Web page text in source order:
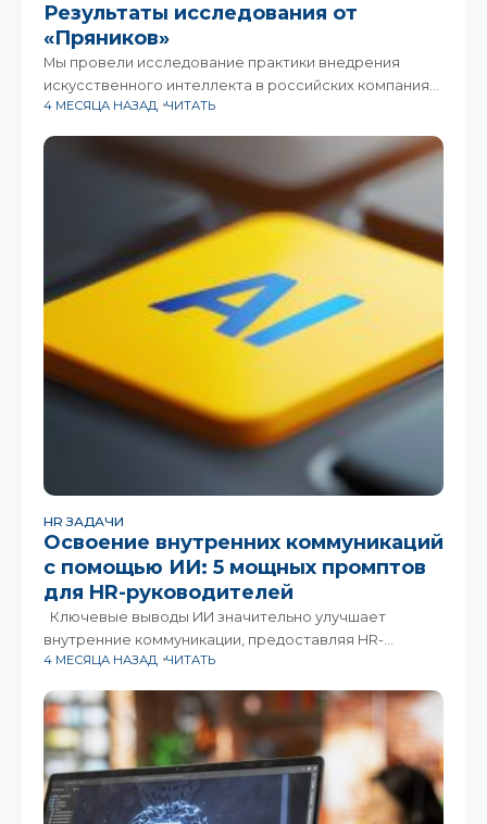
Результаты исследования от
«Пряников»
Мы провели исследование практики внедрения
искусственного интеллекта в российских компаниях.
В опросе приняли участие 196 организаций — от
сотрудников.Оценка проводилась по шести
направлениям:
4 МЕСЯЦА НАЗАД ЧИТАТЬ
HR ЗАДАЧИ
Освоение внутренних коммуникаций
с помощью ИИ: 5 мощных промптов
для HR-руководителей
Ключевые выводы ИИ значительно улучшает
внутренние коммуникации, предоставляя HR-
руководителям структурированные промпты и
информации у сотрудников и неэффективная
коммуникация со стороны руководства.
Использование ИИ-промптов
4 МЕСЯЦА НАЗАД ЧИТАТЬ